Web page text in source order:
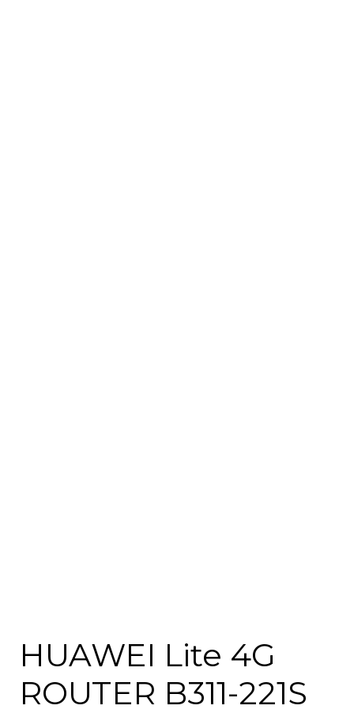
HUAWEI Lite 4G
ROUTER B311-221S